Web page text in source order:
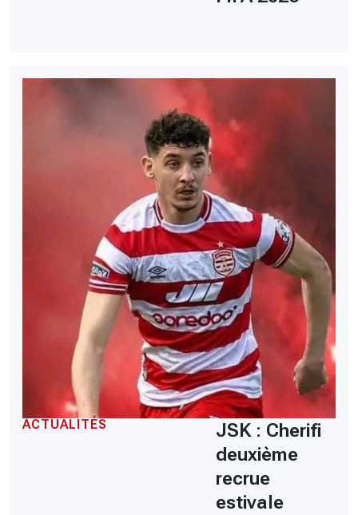
ACTUALITÉS
JSK : Cherifi
deuxième
recrue
estivale